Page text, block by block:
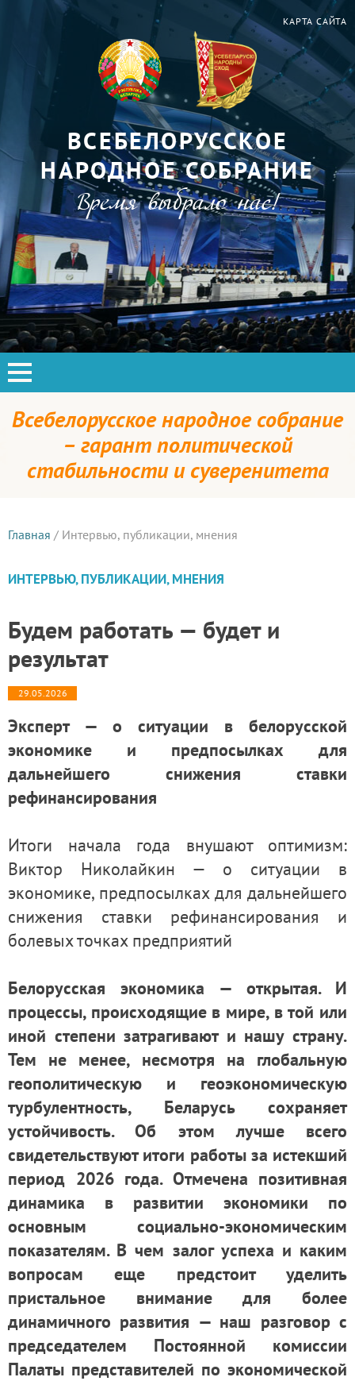
КАРТА САЙТА
ВСЕБЕЛОРУССКОЕ
НАРОДНОЕ СОБРАНИЕ
Время выбрало нас!
Всебелорусское народное собрание
– гарант политической
стабильности и суверенитета
Главная / Интервью, публикации, мнения
ИНТЕРВЬЮ, ПУБЛИКАЦИИ, МНЕНИЯ
Будем работать — будет и
результат
29.05.2026
Эксперт — о ситуации в белорусской
экономике и предпосылках для
дальнейшего снижения ставки
рефинансирования
Итоги начала года внушают оптимизм:
Виктор Николайкин — о ситуации в
экономике, предпосылках для дальнейшего
снижения ставки рефинансирования и
болевых точках предприятий
Белорусская экономика — открытая. И
процессы, происходящие в мире, в той или
иной степени затрагивают и нашу страну.
Тем не менее, несмотря на глобальную
геополитическую и геоэкономическую
турбулентность, Беларусь сохраняет
устойчивость. Об этом лучше всего
свидетельствуют итоги работы за истекший
период 2026 года. Отмечена позитивная
динамика в развитии экономики по
основным социально-экономическим
показателям. В чем залог успеха и каким
вопросам еще предстоит уделить
пристальное внимание для более
динамичного развития — наш разговор с
председателем Постоянной комиссии
Палаты представителей по экономической